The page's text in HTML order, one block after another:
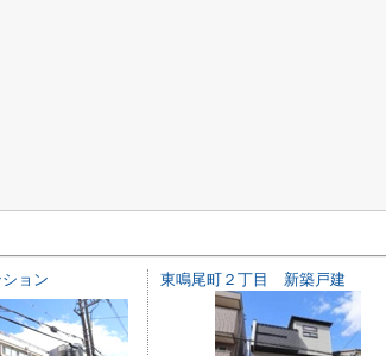
ョン 東鳴尾町２丁目 新築戸建